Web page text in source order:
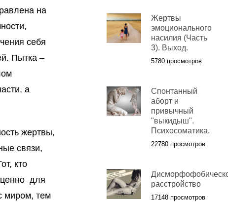
на
себя
Пытка –
а
жертвы,
связи,
кто
ценно для
миром, тем
Жертвы
эмоционального
насилия (Часть
3). Выход.
5780 просмотров
Спонтанный
аборт и
привычный
"выкидыш".
Психосоматика.
22780 просмотров
расстройство
17148 просмотров